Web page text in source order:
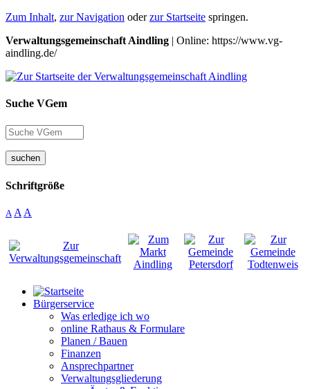
Zum Inhalt, zur Navigation oderzur Startseite springen.
Verwaltungsgemeinschaft Aindling | Online: https://www.vg-
aindling.de/
Suche VGem
suchen
Schriftgröße
A A A
Bürgerservice
Was erledige ich wo
online Rathaus & Formulare
Planen / Bauen
Finanzen
Ansprechpartner
Verwaltungsgliederung